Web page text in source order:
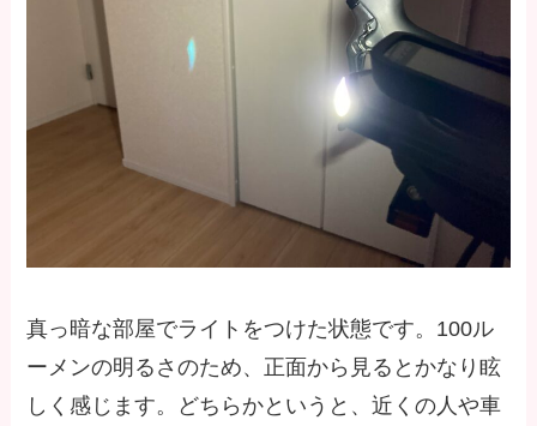
真っ暗な部屋でライトをつけた状態です。100ル
ーメンの明るさのため、正面から見るとかなり眩
しく感じます。どちらかというと、近くの人や車